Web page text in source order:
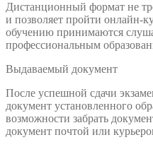
Дистанционный формат не
и позволяет пройти онлайн-
обучению принимаются
профессиональным
Выдаваемый документ
После успешной сдачи
документ установленного
возможности забрать
документ почтой или